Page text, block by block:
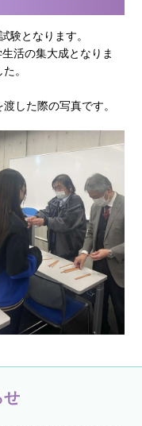
験となります。
活の集大成となりま
。
した際の写真です。
せ